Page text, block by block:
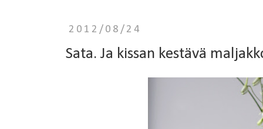
2012/08/24
Sata. Ja kissan kestävä